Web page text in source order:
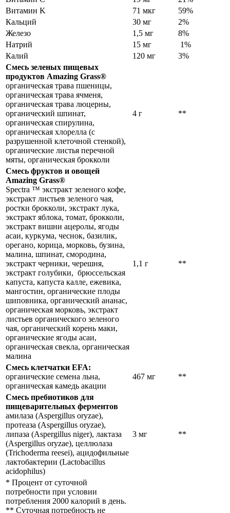
Витамин K
71 мкг
59%
Кальций
30 мг
2%
Железо
1,5 мг
8%
Натрий
15 мг
1%
Калий
120 мг
3%
Смесь зеленых пищевых
продуктов Amazing Grass®
органическая трава пшеницы,
органическая трава ячменя,
органическая трава люцерны,
органический шпинат,
органическая спирулина,
органическая хлорелла (с
разрушенной клеточной стенкой),
органические листья перечной
мяты, органическая брокколи
4 г **
Смесь фруктов и овощей
Amazing Grass®
Spectra ™ экстракт зеленого кофе,
экстракт листьев зеленого чая,
ростки брокколи, экстракт лука,
экстракт яблока, томат, брокколи,
экстракт вишни ацеролы, ягоды
асаи, куркума, чеснок, базилик,
орегано, корица, морковь, бузина,
малина, шпинат, смородина,
экстракт черники, черешня,
экстракт голубики, брюссельская
капуста, капуста калле, ежевика,
мангостин, органические плоды
шиповника, органический ананас,
органическая морковь, экстракт
листьев органического зеленого
чая, органический корень маки,
органические ягоды асаи,
органическая свекла, органическая
малина
1,1 г **
Смесь клетчатки EFA:
органические семена льна,
органическая камедь акации
467 мг **
Смесь пребиотиков для
пищеварительных ферментов
амилаза (Aspergillus oryzae),
протеаза (Aspergillus oryzae),
липаза (Aspergillus niger), лактаза
(Aspergillus oryzae), целлюлаза
(Trichoderma reesei), ацидофильные
лактобактерии (Lactobacillus
acidophilus)
3 мг **
* Процент от суточной
потребности при условии
потребления 2000 калорий в день.
** Суточная потребность не